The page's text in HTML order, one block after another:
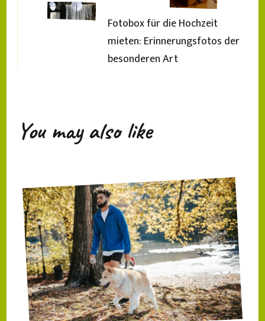
Fotobox für die Hochzeit
mieten: Erinnerungsfotos der
besonderen Art
You may also like